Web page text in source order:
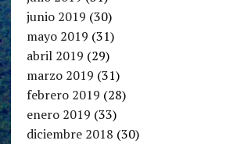
junio 2019 (30)
mayo 2019 (31)
abril 2019 (29)
marzo 2019 (31)
febrero 2019 (28)
enero 2019 (33)
diciembre 2018 (30)